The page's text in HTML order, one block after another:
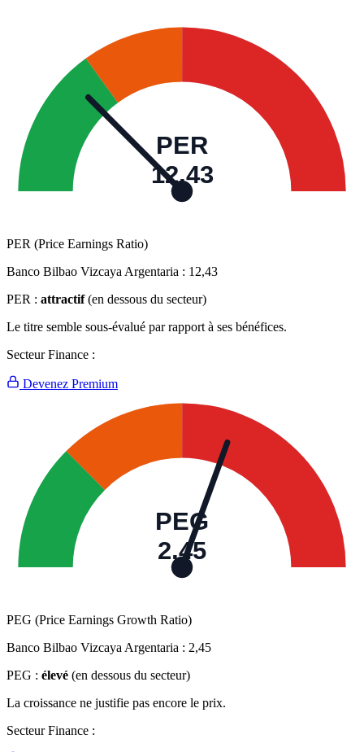
PER
12,43
PER (Price Earnings Ratio)
Banco Bilbao Vizcaya Argentaria : 12,43
PER : attractif (en dessous du secteur)
Le titre semble sous-évalué par rapport à ses bénéfices.
Secteur Finance :
Devenez Premium
PEG
2,45
PEG (Price Earnings Growth Ratio)
Banco Bilbao Vizcaya Argentaria : 2,45
PEG : élevé (en dessous du secteur)
La croissance ne justifie pas encore le prix.
Secteur Finance :